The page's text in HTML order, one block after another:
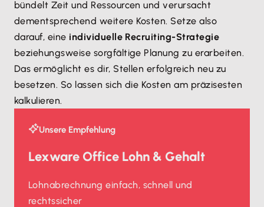
bündelt Zeit und Ressourcen und verursacht
dementsprechend weitere Kosten. Setze also
darauf, eine individuelle Recruiting-Strategie
beziehungsweise sorgfältige Planung zu erarbeiten.
Das ermöglicht es dir, Stellen erfolgreich neu zu
besetzen. So lassen sich die Kosten am präzisesten
kalkulieren.
Unsere Empfehlung
Lexware Office Lohn & Gehalt
Lohnabrechnung einfach, schnell und
rechtssicher